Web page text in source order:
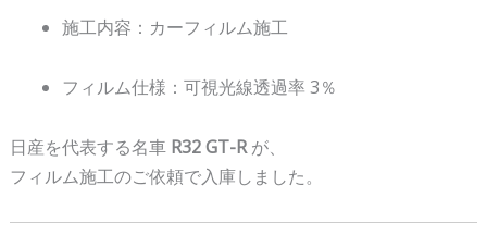
施工内容：カーフィルム施工
フィルム仕様：可視光線透過率 3％
日産を代表する名車 R32 GT-Rが、
フィルム施工のご依頼で入庫しました。
施
工
実